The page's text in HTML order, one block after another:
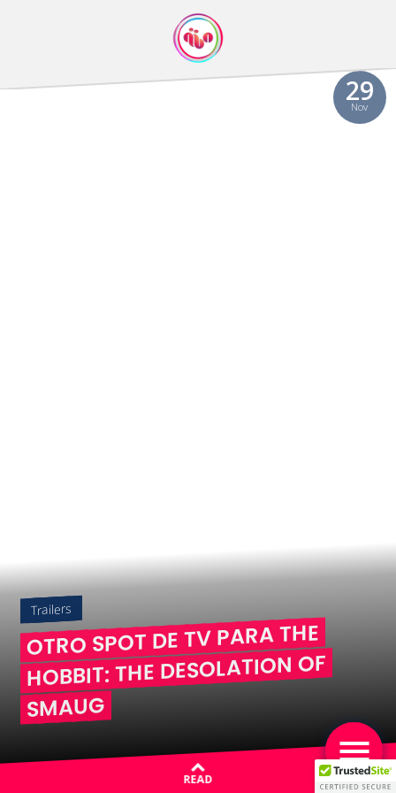
29
Nov
Trailers
OTRO SPOT DE TV PARA THE
HOBBIT: THE DESOLATION OF
SMAUG
READ